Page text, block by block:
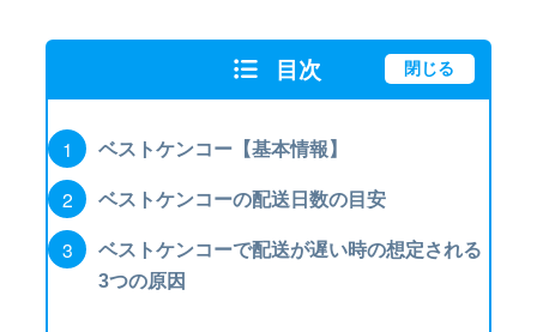
目次 閉じる
ベストケンコー【基本情報】
ベストケンコーの配送日数の目安
ベストケンコーで配送が遅い時の想定される
3つの原因